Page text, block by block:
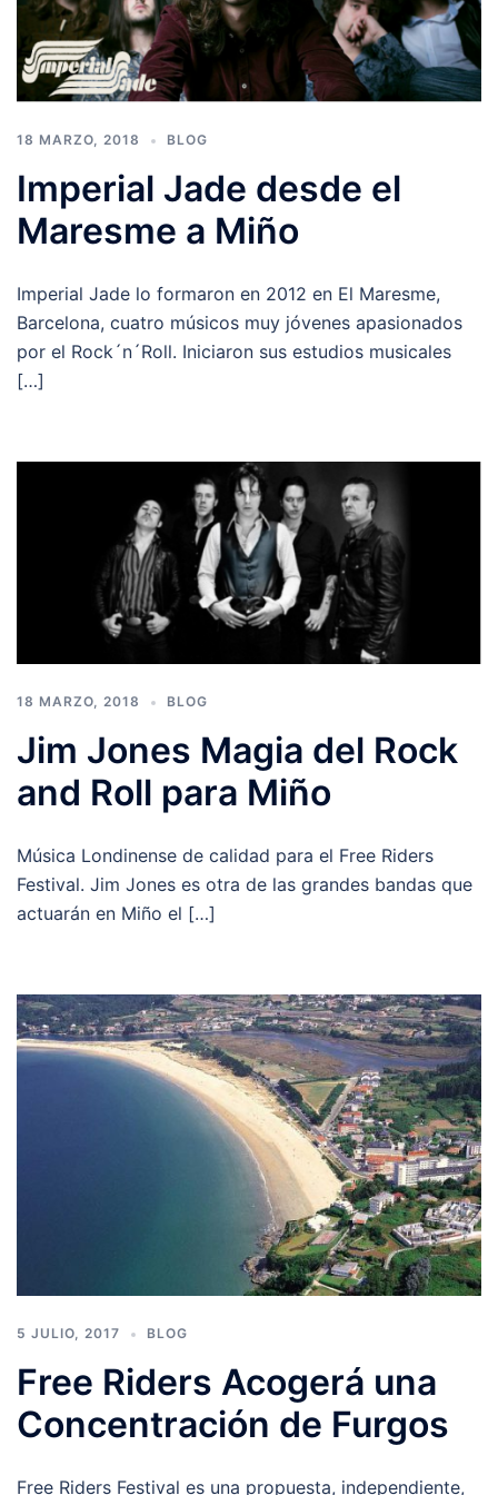
18 MARZO, 2018 BLOG
Imperial Jade desde el
Maresme a Miño
Imperial Jade lo formaron en 2012 en El Maresme,
Barcelona, cuatro músicos muy jóvenes apasionados
por el Rock´n´Roll. Iniciaron sus estudios musicales
[…]
18 MARZO, 2018 BLOG
Jim Jones Magia del Rock
and Roll para Miño
Música Londinense de calidad para el Free Riders
Festival. Jim Jones es otra de las grandes bandas que
actuarán en Miño el […]
5 JULIO, 2017 BLOG
Free Riders Acogerá una
Concentración de Furgos
Free Riders Festival es una propuesta, independiente,